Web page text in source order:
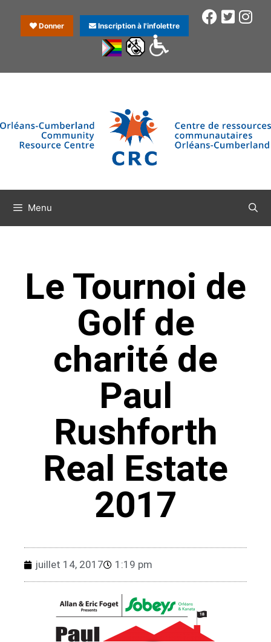
Donner Inscription à l'infolettre
Menu
Le Tournoi de
Golf de
charité de
Paul
Rushforth
Real Estate
2017
juillet 14, 2017 1:19 pm